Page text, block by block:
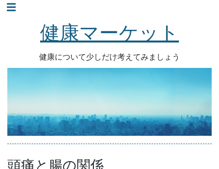
コ
ッ
プ
☰
健康マーケット
健康について少しだけ考えてみましょう
頭痛と腸の関係